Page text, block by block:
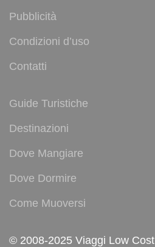
Pubblicità
Condizioni d’uso
Contatti
Guide Turistiche
Destinazioni
Dove Mangiare
Dove Dormire
Come Muoversi
© 2008-2025 Viaggi Low Cost